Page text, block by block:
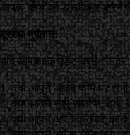
आपके कार्ड को अस्वीकार करने
दूरस्थ भुगतान:
यदि आपका क्रेडिट कार्ड लेनदेन
1. क्या आपने ऑर्डर फॉर्म पर
2. क्या आपने सही समाप्ति तिथि
3. क्या आपने अपने क्रेडिट कार्ड